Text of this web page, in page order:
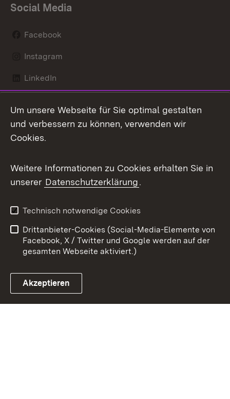
Social Media
Facebook
Instagram
LinkedIn
X / Twitter
Youtube
Link zum Landesportal
Kontakt
Datenschutz
Barrierefreiheit
Impressum
Cookies
Um unsere Webseite für Sie optimal gestalten
und verbessern zu können, verwenden wir
Cookies.
Weitere Informationen zu Cookies erhalten Sie in
unserer Datenschutzerklärung.
Technisch notwendige Cookies
Drittanbieter-Cookies (Social-Media-Elemente von
Facebook, X / Twitter und Google werden auf der
gesamten Webseite aktiviert.)
Akzeptieren